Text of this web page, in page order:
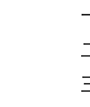
一、
二、
三、